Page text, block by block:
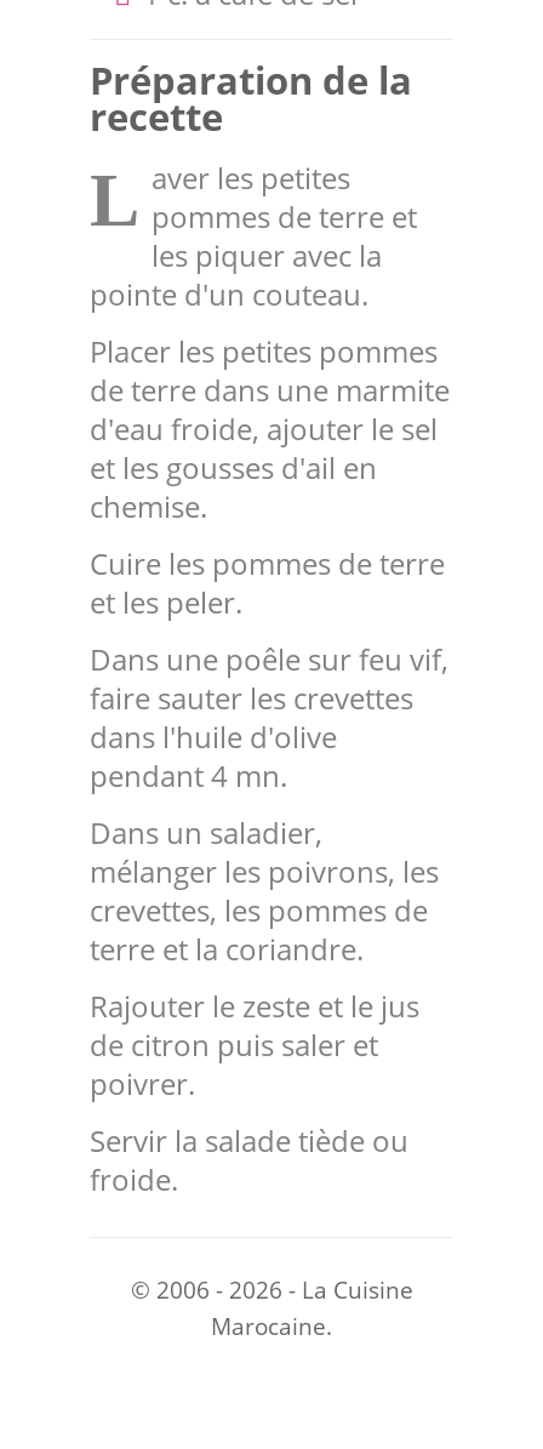
Préparation de la
recette
L aver les petites
pommes de terre et
les piquer avec la
pointe d'un couteau.
Placer les petites pommes
de terre dans une marmite
d'eau froide, ajouter le sel
et les gousses d'ail en
chemise.
Cuire les pommes de terre
et les peler.
Dans une poêle sur feu vif,
faire sauter les crevettes
dans l'huile d'olive
pendant 4 mn.
Dans un saladier,
mélanger les poivrons, les
crevettes, les pommes de
terre et la coriandre.
Rajouter le zeste et le jus
de citron puis saler et
poivrer.
Servir la salade tiède ou
froide.
© 2006 - 2026 - La Cuisine
Marocaine.